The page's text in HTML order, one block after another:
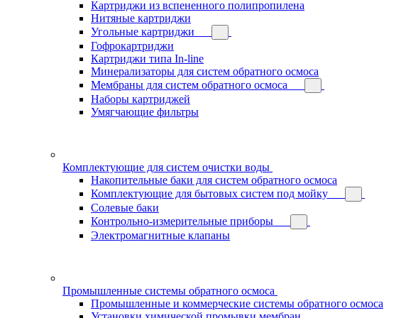
Картриджи из вспененного полипропилена
Нитяные картриджи
Угольные картриджи
Гофрокартриджи
Картриджи типа In-line
Минерализаторы для систем обратного осмоса
Мембраны для систем обратного осмоса
Наборы картриджей
Умягчающие фильтры
Комплектующие для систем очистки воды
Накопительные баки для систем обратного осмоса
Комплектующие для бытовых систем под мойку
Солевые баки
Контрольно-измерительные приборы
Электромагнитные клапаны
Промышленные системы обратного осмоса
Промышленные и коммерческие системы обратного осмоса